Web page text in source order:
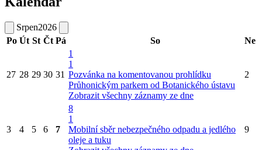
Srpen2026
Po Út St Čt Pá So Ne
27 28 29 30 31
1
1
Pozvánka na komentovanou prohlídku
Průhonickým parkem od Botanického ústavu
Zobrazit všechny záznamy ze dne
2
3 4 5 6 7
8
1
Mobilní sběr nebezpečného odpadu a jedlého
oleje a tuku
9